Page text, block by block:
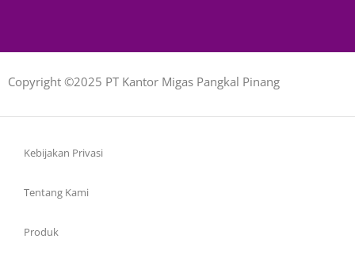
Copyright ©2025 PT Kantor Migas Pangkal Pinang
Kebijakan Privasi
Tentang Kami
Produk